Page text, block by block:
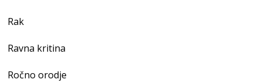
Rak
Ravna kritina
Ročno orodje